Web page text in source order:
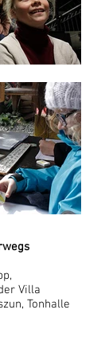
Villa
Tonhalle